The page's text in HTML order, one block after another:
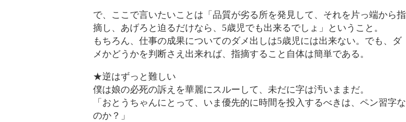
で、ここで言いたいことは「品質が劣る所を発見して、それを片っ端から指
摘し、あげろと迫るだけなら、5歳児でも出来るでしょ」ということ。
もちろん、仕事の成果についてのダメ出しは5歳児には出来ない。でも、ダ
メかどうかを判断さえ出来れば、指摘すること自体は簡単である。
★逆はずっと難しい
僕は娘の必死の訴えを華麗にスルーして、未だに字は汚いままだ。
「おとうちゃんにとって、いま優先的に時間を投入するべきは、ペン習字な
のか？」